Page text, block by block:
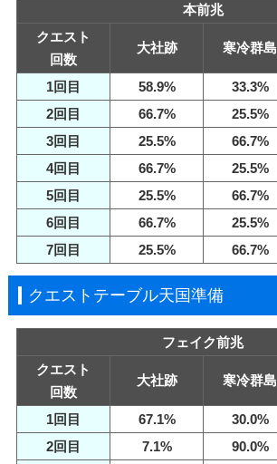
本前兆
クエスト
回数
大社跡 寒冷群島
1回目 58.9% 33.3%
2回目
66.7% 25.5%
3回目
25.5% 66.7%
4回目
66.7% 25.5%
5回目
25.5% 66.7%
6回目
66.7% 25.5%
7回目
25.5% 66.7%
クエストテーブル天国準備
フェイク前兆
クエスト
回数
大社跡 寒冷群島
1回目 67.1% 30.0%
2回目
7.1% 90.0%